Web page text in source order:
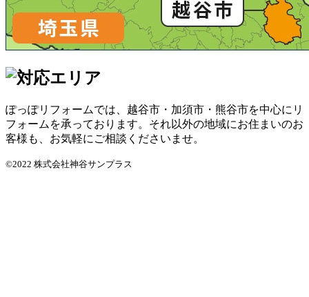
ぽっぽリフォームでは、越谷市・加須市・熊谷市を中心にリ
フォームを承っております。それ以外の地域にお住まいのお
客様も、お気軽にご相談くださいませ。
©2022 株式会社神谷サンプラス